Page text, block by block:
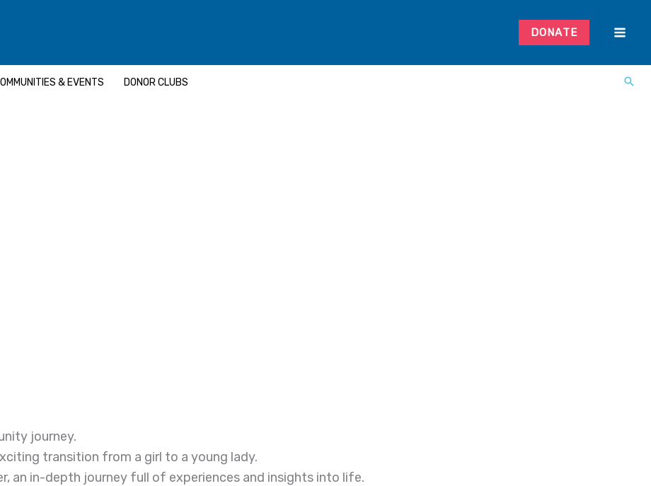
DONATE
& EVENTS DONOR CLUBS
journey.
transition from a girl to a young lady.
an in-depth journey full of experiences and insights into life.